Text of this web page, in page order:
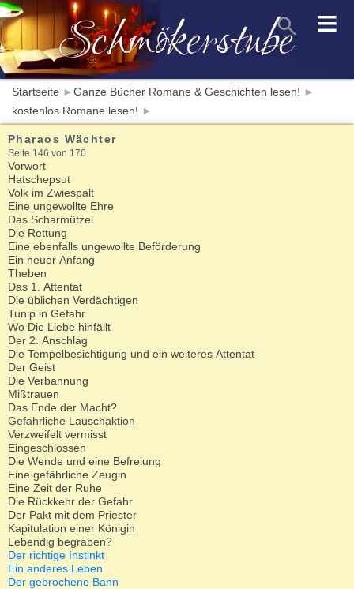
Startseite ► Ganze Bücher Romane & Geschichten lesen! ►
kostenlos Romane lesen! ►
Pharaos Wächter
Seite 146 von 170
Vorwort
Hatschepsut
Volk im Zwiespalt
Eine ungewollte Ehre
Das Scharmützel
Die Rettung
Eine ebenfalls ungewollte Beförderung
Ein neuer Anfang
Theben
Das 1. Attentat
Die üblichen Verdächtigen
Tunip in Gefahr
Wo Die Liebe hinfällt
Der 2. Anschlag
Die Tempelbesichtigung und ein weiteres Attentat
Der Geist
Die Verbannung
Mißtrauen
Das Ende der Macht?
Gefährliche Lauschaktion
Verzweifelt vermisst
Eingeschlossen
Die Wende und eine Befreiung
Eine gefährliche Zeugin
Eine Zeit der Ruhe
Die Rückkehr der Gefahr
Der Pakt mit dem Priester
Kapitulation einer Königin
Lebendig begraben?
Der richtige Instinkt
Ein anderes Leben
Der gebrochene Bann
≡